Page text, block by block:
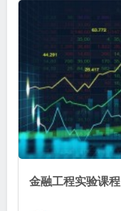
金融工程实验课程